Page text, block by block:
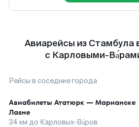
Авиарейсы из Стамбула
с Карловыми-
Рейсы в соседние города
Авиабилеты Ататюрк — Марианске
Лазне
34 км до Карловых-Ва́ров